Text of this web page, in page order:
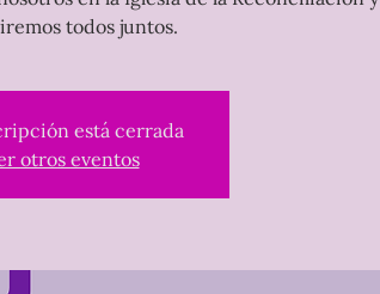
todos juntos.
está cerrada
otros eventos